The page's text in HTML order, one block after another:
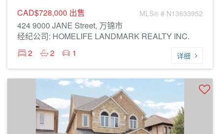
CAD$728,000 出售 MLS® # N13633952
424 9000 JANE Street, 万锦市
经纪公司: HOMELIFE LANDMARK REALTY INC.
2
2 1 详细